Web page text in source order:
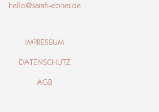
hello@sarah-ebner.de
IMPRESSUM
DATENSCHUTZ
AGB